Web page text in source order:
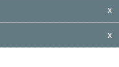
x
x